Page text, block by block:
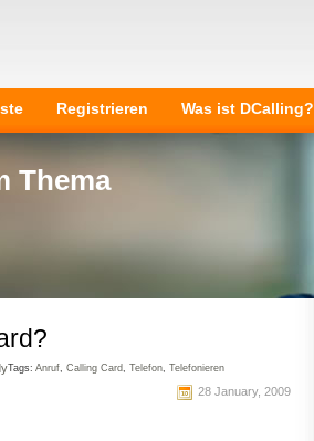
Registrieren Was ist DCalling?
Thema
Tags: Anruf, Calling Card, Telefon, Telefonieren
28 January, 2009